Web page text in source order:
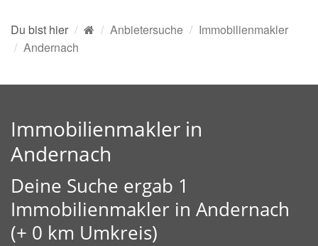
Du bist hier Anbietersuche
Immobilienmakler
Andernach
Immobilienmakler in
Andernach
Deine Suche ergab 1
Immobilienmakler in Andernach
(+ 0 km Umkreis)